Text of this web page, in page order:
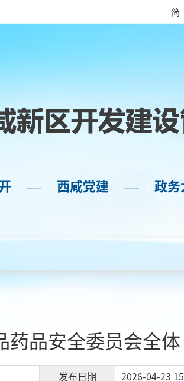
简
—— 西咸党建 —— 政
药品安全委员会全
发布日期 2026-04-23